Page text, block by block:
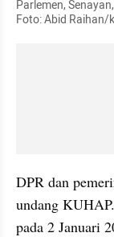
Parlemen,
Foto: Abid Raihan/
DPR dan
undang
pada 2 Januari